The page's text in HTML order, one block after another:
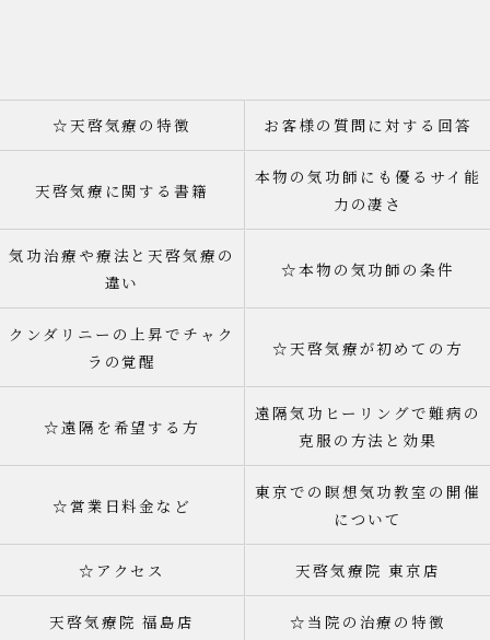
☆天啓気療の特徴 お客様の質問に対する回答
天啓気療に関する書籍
本物の気功師にも優るサイ能
力の凄さ
気功治療や療法と天啓気療の
違い
☆本物の気功師の条件
クンダリニーの上昇でチャク
ラの覚醒
☆天啓気療が初めての方
☆遠隔を希望する方
遠隔気功ヒーリングで難病の
克服の方法と効果
☆営業日料金など
東京での瞑想気功教室の開催
について
☆アクセス 天啓気療院 東京店
天啓気療院 福島店 ☆当院の治療の特徴